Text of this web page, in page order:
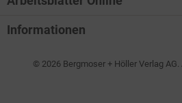
Informationen
© 2026 Bergmoser + Höller Verlag